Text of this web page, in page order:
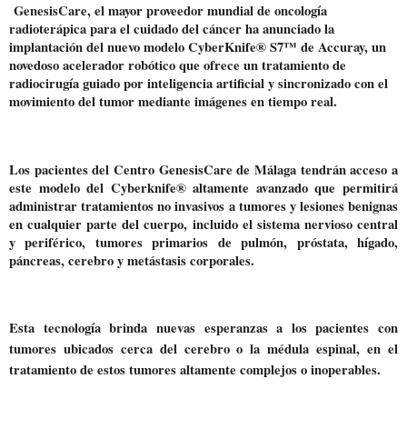
GenesisCare, el mayor proveedor mundial de oncología
radioterápica para el cuidado del cáncer ha anunciado la
implantación del nuevo modelo CyberKnife® S7™ de Accuray, un
novedoso acelerador robótico que ofrece un tratamiento de
radiocirugía guiado por inteligencia artificial y sincronizado con el
movimiento del tumor mediante imágenes en tiempo real.
Los pacientes del Centro GenesisCare de Málaga tendrán acceso a
este modelo del Cyberknife® altamente avanzado que permitirá
administrar tratamientos no invasivos a tumores y lesiones benignas
en cualquier parte del cuerpo, incluido el sistema nervioso central
y periférico, tumores primarios de pulmón, próstata, hígado,
páncreas, cerebro y metástasis corporales.
Esta tecnología brinda nuevas esperanzas a los pacientes con
tumores ubicados cerca del cerebro o la médula espinal, en el
tratamiento de estos tumores altamente complejos o inoperables.